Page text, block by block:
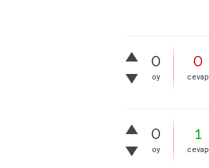
0
oy
0
cevap
0
oy
1
cevap